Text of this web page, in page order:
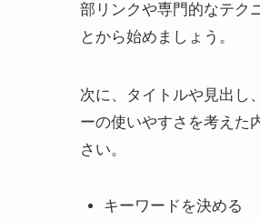
部リンクや専門的なテク
とから始めましょう。
次に、タイトルや見出し
ーの使いやすさを考えた
さい。
キーワードを決める